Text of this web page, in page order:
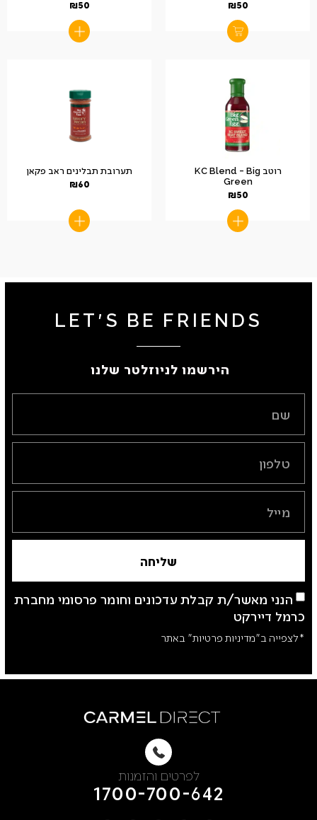
₪50
₪50
רוטב KC Blend – Big
Green
₪50
תערובת תבלינים ראב פקאן
₪60
LET'S BE FRIENDS
הירשמו לניוזלטר שלנו ​
הנני מאשר/ת קבלת עדכונים וחומר פרסומי מחברת
כרמל דיירקט
*לצפייה ב"מדיניות פרטיות" באתר
שליחה
לפרטים והזמנות
1700-700-642